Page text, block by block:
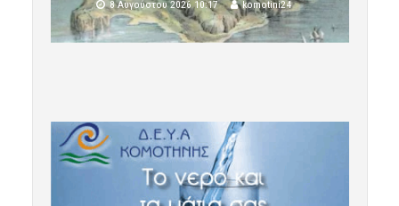
8 Αυγούστου 2026 10:17 komotini24